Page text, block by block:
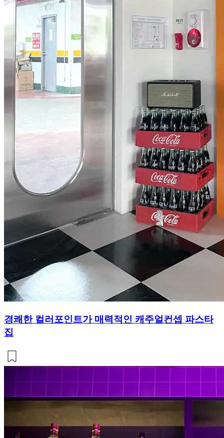
경쾌한 컬러포인트가 매력적인 캐주얼컨셉 파스타
집